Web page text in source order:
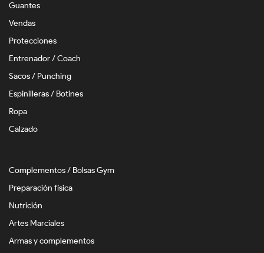
Guantes
Vendas
Protecciones
Entrenador / Coach
Sacos / Punching
Espinilleras / Botines
Ropa
Calzado
Complementos / Bolsas Gym
Preparación física
Nutrición
Artes Marciales
Armas y complementos